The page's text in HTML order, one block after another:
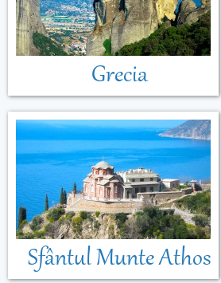
Grecia
Sfântul Munte Athos